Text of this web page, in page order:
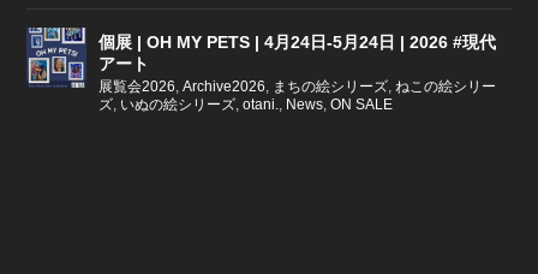
個展 | OH MY PETS | 4月24日-5月24日 | 2026 #現代
アート
展覧会2026,Archive2026, まちの絵シリーズ,ねこの絵シリー
ズ, いぬの絵シリーズ,otani., News,ON SALE